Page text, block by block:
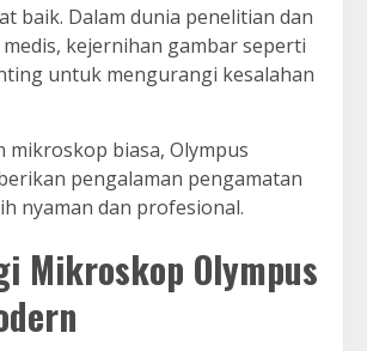
baik. Dalam dunia penelitian dan
kejernihan gambar seperti
untuk mengurangi kesalahan
mikroskop biasa, Olympus
pengalaman pengamatan
nyaman dan profesional.
Mikroskop Olympus